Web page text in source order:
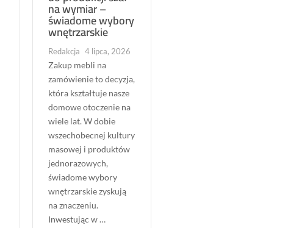
na wymiar –
świadome wybory
wnętrzarskie
Redakcja 4 lipca, 2026
Zakup mebli na
zamówienie to decyzja,
która kształtuje nasze
domowe otoczenie na
wiele lat. W dobie
wszechobecnej kultury
masowej i produktów
jednorazowych,
świadome wybory
wnętrzarskie zyskują
na znaczeniu.
Inwestując w …